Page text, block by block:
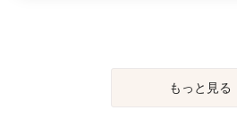
もっと見る